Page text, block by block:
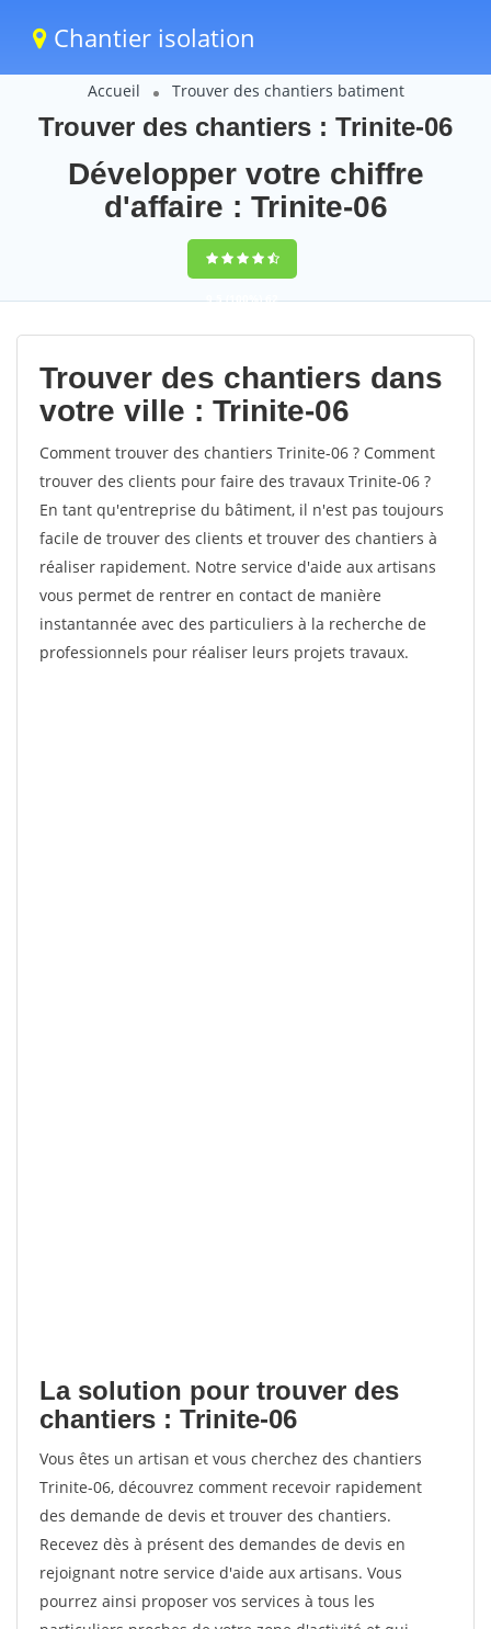
Chantier isolation
Accueil Trouver des chantiers batiment
Trouver des chantiers : Trinite-06
Développer votre chiffre
d'affaire : Trinite-06
9,5(100%)62
votes
Trouver des chantiers dans
votre ville : Trinite-06
Comment trouver des chantiers Trinite-06 ? Comment
trouver des clients pour faire des travaux Trinite-06 ?
En tant qu'entreprise du bâtiment, il n'est pas toujours
facile de trouver des clients et trouver des chantiers à
réaliser rapidement. Notre service d'aide aux artisans
vous permet de rentrer en contact de manière
instantannée avec des particuliers à la recherche de
professionnels pour réaliser leurs projets travaux.
La solution pour trouver des
chantiers : Trinite-06
Vous êtes un artisan et vous cherchez des chantiers
Trinite-06, découvrez comment recevoir rapidement
des demande de devis et trouver des chantiers.
Recevez dès à présent des demandes de devis en
rejoignant notre service d'aide aux artisans. Vous
pourrez ainsi proposer vos services à tous les